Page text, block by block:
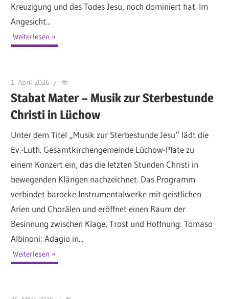
Kreuzigung und des Todes Jesu, noch dominiert hat. Im
Angesicht...
Weiterlesen
1. April 2026 fh
Stabat Mater – Musik zur Sterbestunde
Christi in Lüchow
Unter dem Titel „Musik zur Sterbestunde Jesu“ lädt die
Ev.-Luth. Gesamtkirchengemeinde Lüchow-Plate zu
einem Konzert ein, das die letzten Stunden Christi in
bewegenden Klängen nachzeichnet. Das Programm
verbindet barocke Instrumentalwerke mit geistlichen
Arien und Chorälen und eröffnet einen Raum der
Besinnung zwischen Klage, Trost und Hoffnung: Tomaso
Albinoni: Adagio in...
Weiterlesen